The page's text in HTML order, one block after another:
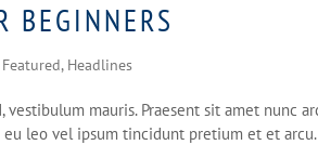
BEGINNERS
Featured, Headlines
mauris. Praesent sit amet nunc
leo vel ipsum tincidunt pretium et et